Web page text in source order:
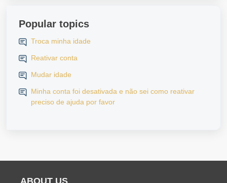
Popular topics
Troca minha idade
Reativar conta
Mudar idade
Minha conta foi desativada e não sei como reativar
preciso de ajuda por favor
ABOUT US